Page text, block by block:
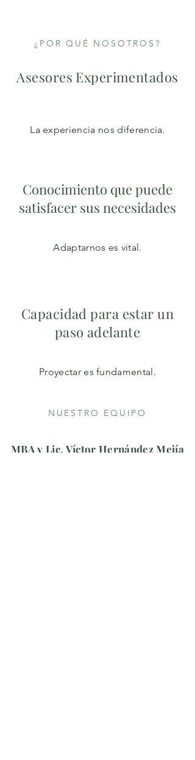
¿POR QUÉ NOSOTROS?
Asesores Experimentados
La experiencia nos diferencia.
Conocimiento que puede
satisfacer sus necesidades
Adaptarnos es vital.
Capacidad para estar un
paso adelante
Proyectar es fundamental.
NUESTRO EQUIPO
MBA y Lic. Víctor Hernández Mejía